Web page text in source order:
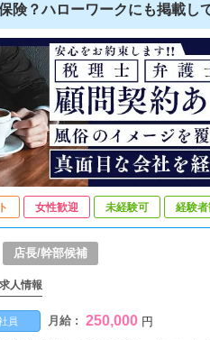
険？ハローワークにも掲載し
女性歓迎 未経験可 経験
店長/幹部候補
人情報
員 月給 : 250,000 円